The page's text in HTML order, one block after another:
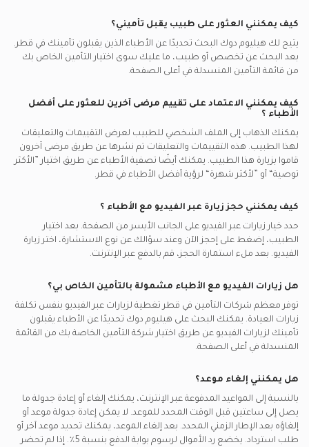
كيف يمكنني العثور على طبيب يقبل تأميني؟
يتيح لك هيليوم دوك البحث تحديدًا عن الأطباء الذين يقبلون تأمينك في قطر.
بعد البحث عن تخصص أو طبيب، ما عليك سوى اختيار التأمين الخاص بك
من قائمة التأمين المنسدلة في أعلى الصفحة.
كيف يمكنني الاعتماد على تقييم مرضى آخرين للعثور على أفضل
الأطباء ؟
يمكنك الذهاب إلى الملف الشخصي للطبيب لعرض التقييمات والتعليقات
لهذا الطبيب. هذه التقييمات والتعليقات تم نشرها عن طريق مرضى آخرون
قاموا بزيارة هذا الطبيب. يمكنك أيضًا تصفية الأطباء عن طريق اختيار ”الأكثر
توصية“ أو ”لأكثر شهرة“ لرؤية أفضل الأطباء في قطر.
كيف يمكنني حجز زيارة عبر الفيديو مع الأطباء ؟
حدد خيار زيارات عبر الفيديو على الجانب الأيسر من الصفحة. بعد اختيار
الطبيب، إضغط على إحجز الآن وعند سؤالك عن نوع الاستشارة، اختر زيارة
الفيديو. بعد ملء استمارة الحجز، قم بالدفع عبر الإنترنت.
هل زيارات الفيديو مع الأطباء مشمولة بالتأمين الخاص بي؟
توفر معظم شركات التأمين في قطر تغطية لزيارات عبر الفيديو بنفس تكلفة
زيارات العيادة. يمكنك البحث على هيليوم دوك تحديدًا عن الأطباء يقبلون
تأمينك لزيارات الفيديو عن طريق اختيار شركة التأمين الخاصة بك من القائمة
المنسدلة في أعلى الصفحة.
هل يمكنني إلغاء موعد؟
بالنسبة إلى المواعيد المدفوعة عبر الإنترنت، يمكنك إلغاء أو إعادة جدولة ما
يصل إلى ساعتين قبل الوقت المحدد للموعد. لا يمكن إعادة جدولة موعد أو
إلغاؤه بعد الإطار الزمني المحدد. بعد إلغاء الموعد، يمكنك تحديد موعد آخر أو
طلب استرداد. يخضع رد الأموال لرسوم بوابة الدفع بنسبة 5٪. إذا لم تحضر